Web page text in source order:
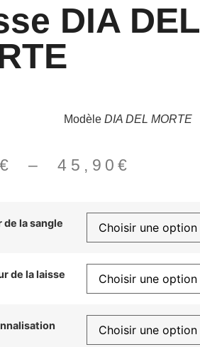
DIA DEL
Modèle DIA DEL MORTE
€ – 45,90€
de la sangle
de la laisse